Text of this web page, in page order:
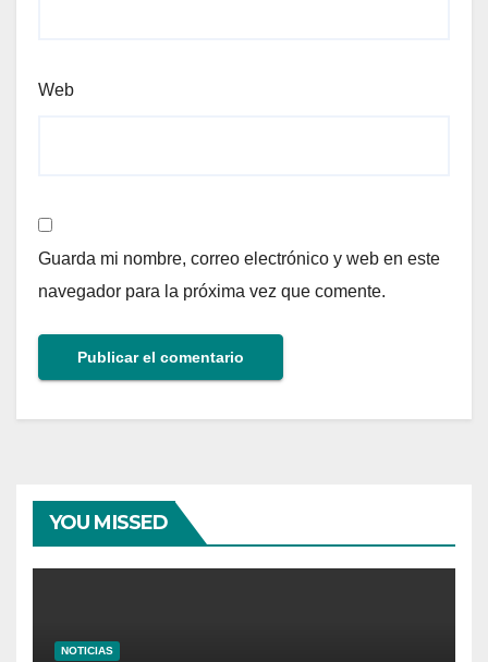
Web
Guarda mi nombre, correo electrónico y web en este
navegador para la próxima vez que comente.
YOU MISSED
NOTICIAS